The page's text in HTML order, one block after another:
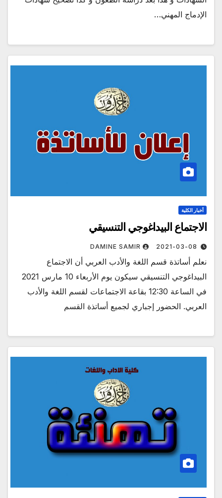
الإدماج المهني…
أخبار الكلية
الاجتماع البيداغوجي التنسيقي
2021-03-08
DAMINE SAMIR
نعلم أساتذة قسم اللغة والأدب العربي أن الاجتماع
البيداغوجي التنسيقي سيكون يوم الأربعاء 10 مارس 2021
في الساعة 12:30 بقاعة الاجتماعات لقسم اللغة والأدب
العربي. الحضور إجباري لجميع أساتذة القسم‎